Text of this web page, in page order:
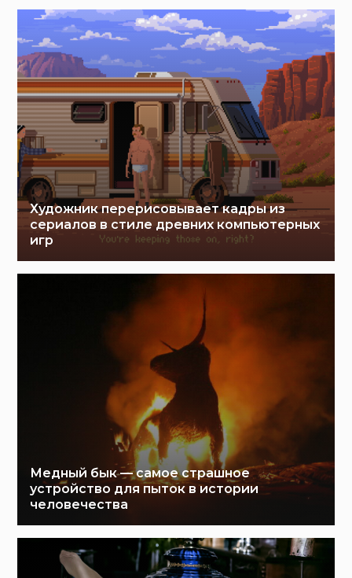
Художник перерисовывает кадры из
сериалов в стиле древних компьютерных
игр
Медный бык — самое страшное
устройство для пыток в истории
человечества